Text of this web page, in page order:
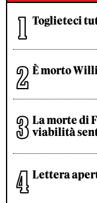
Toglieteci
È morto
La morte di
viabilità
Lettera